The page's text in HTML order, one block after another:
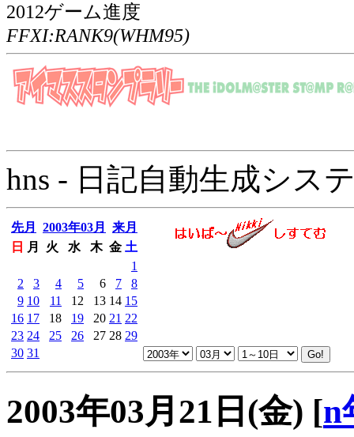
2012ゲーム進度
FFXI:RANK9(WHM95)
hns - 日記自動生成シス
先月 2003年03月
来月
日
月 火 水 木 金 土
1
2
3 4 5 6 7
8
9 10 11 12 13 14 15
16 17 18 19 20 21 22
23 24 25 26 27 28 29
30 31
2003年03月21日(金) [n